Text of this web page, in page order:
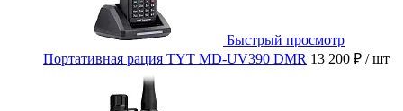
Быстрый просмотр
Портативная рация TYT MD-UV390 DMR 13 200 ₽ / шт